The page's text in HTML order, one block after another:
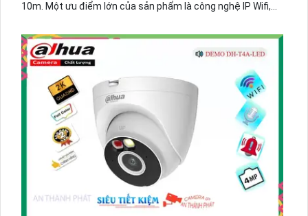
10m. Một ưu điểm lớn của sản phẩm là công nghệ IP Wifi,
hợp công nghệ hồng ngoại Smart IR, giúp cho hình ảnh ban
đêm trở nên rõ ràng. Thiết kế camera tinh tế và sang trọng,
có khả năng xoay 360 độ nhờ công nghệ AI. Sản phẩm này
được sử dụng phù hợp cho các dự án cao cấp.